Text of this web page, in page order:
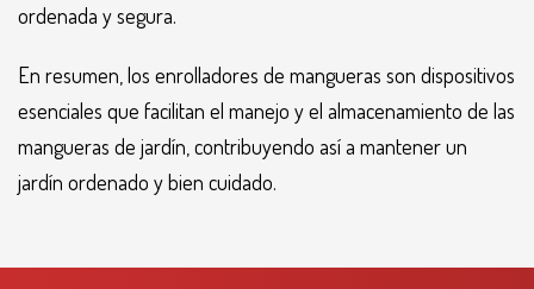
ordenada y segura.
En resumen, los enrolladores de mangueras son dispositivos
esenciales que facilitan el manejo y el almacenamiento de las
mangueras de jardín, contribuyendo así a mantener un
jardín ordenado y bien cuidado.